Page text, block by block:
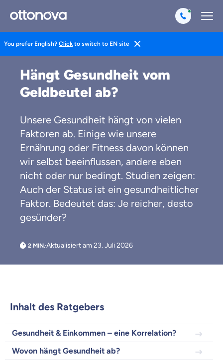
You prefer English? Click to switch to EN site
Gesund Leben
Hängt Gesundheit vom
Geldbeutel ab?
Unsere Gesundheit hängt von vielen
Faktoren ab. Einige wie unsere
Ernährung oder Fitness davon können
wir selbst beeinflussen, andere eben
nicht oder nur bedingt. Studien zeigen:
Auch der Status ist ein gesundheitlicher
Faktor. Bedeutet das: Je reicher, desto
gesünder?
Aktualisiert am 23. Juli 2026
Inhalt des Ratgebers
Gesundheit & Einkommen – eine Korrelation?
Wovon hängt Gesundheit ab?